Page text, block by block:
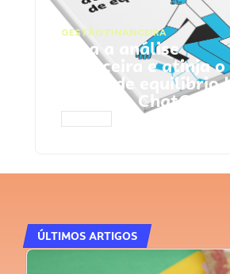
GESTÃO FINANCEIRA
Faça a análise
financeira e atinja o
ponto de equilíbrio |
Prompts ChatGPT
ÚLTIMOS ARTIGOS